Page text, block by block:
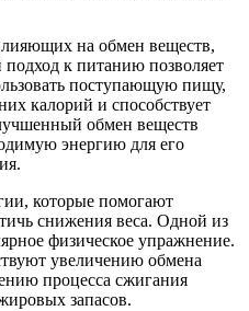
на обмен веществ,
к питанию позволяет
поступающую пищу,
калорий и способствует
обмен веществ
энергию для его
которые помогают
снижения веса. Одной из
физическое упражнение.
увеличению обмена
процесса сжигания
запасов.